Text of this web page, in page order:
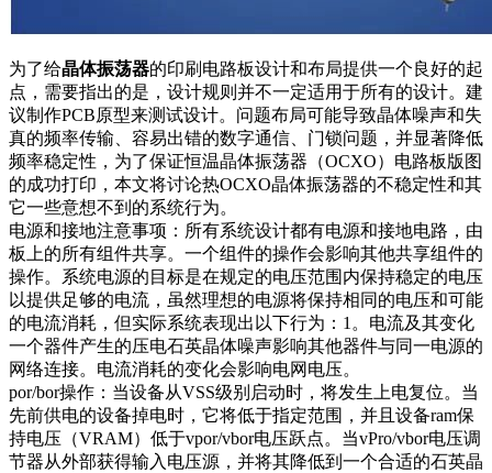
为了给晶体振荡器的印刷电路板设计和布局提供一个良好的起
点，需要指出的是，设计规则并不一定适用于所有的设计。建
议制作PCB原型来测试设计。问题布局可能导致晶体噪声和失
真的频率传输、容易出错的数字通信、门锁问题，并显著降低
频率稳定性，为了保证恒温晶体振荡器（OCXO）电路板版图
的成功打印，本文将讨论热OCXO晶体振荡器的不稳定性和其
它一些意想不到的系统行为。
电源和接地注意事项：所有系统设计都有电源和接地电路，由
板上的所有组件共享。一个组件的操作会影响其他共享组件的
操作。系统电源的目标是在规定的电压范围内保持稳定的电压
以提供足够的电流，虽然理想的电源将保持相同的电压和可能
的电流消耗，但实际系统表现出以下行为：1。电流及其变化
一个器件产生的压电石英晶体噪声影响其他器件与同一电源的
网络连接。电流消耗的变化会影响电网电压。
por/bor操作：当设备从VSS级别启动时，将发生上电复位。当
先前供电的设备掉电时，它将低于指定范围，并且设备ram保
持电压（VRAM）低于vpor/vbor电压跃点。当vPro/vbor电压调
节器从外部获得输入电压源，并将其降低到一个合适的石英晶